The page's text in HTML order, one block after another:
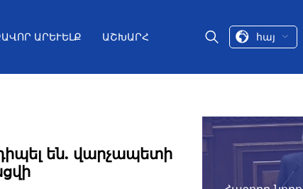
ԱՐԵՒԵԼՔ ԱՇԽԱՐՀ հայ
են. վարչապետի